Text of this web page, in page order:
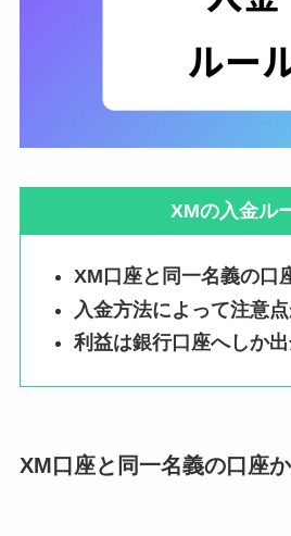
XMの入金ル
XM口座と同一名義の口
入金方法によって注意
利益は銀行口座へしか
XM口座と同一名義の口座